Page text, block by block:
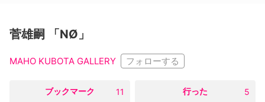
菅雄嗣 「NØ」
MAHO KUBOTA GALLERY フォローする
ブックマーク 11 行った 5